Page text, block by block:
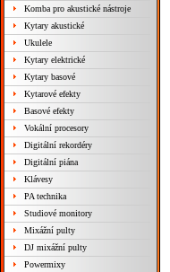
Komba pro akustické nástroje
Kytary akustické
Ukulele
Kytary elektrické
Kytary basové
Kytarové efekty
Basové efekty
Vokální procesory
Digitální rekordéry
Digitální piána
Klávesy
PA technika
Studiové monitory
Mixážní pulty
DJ mixážní pulty
Powermixy